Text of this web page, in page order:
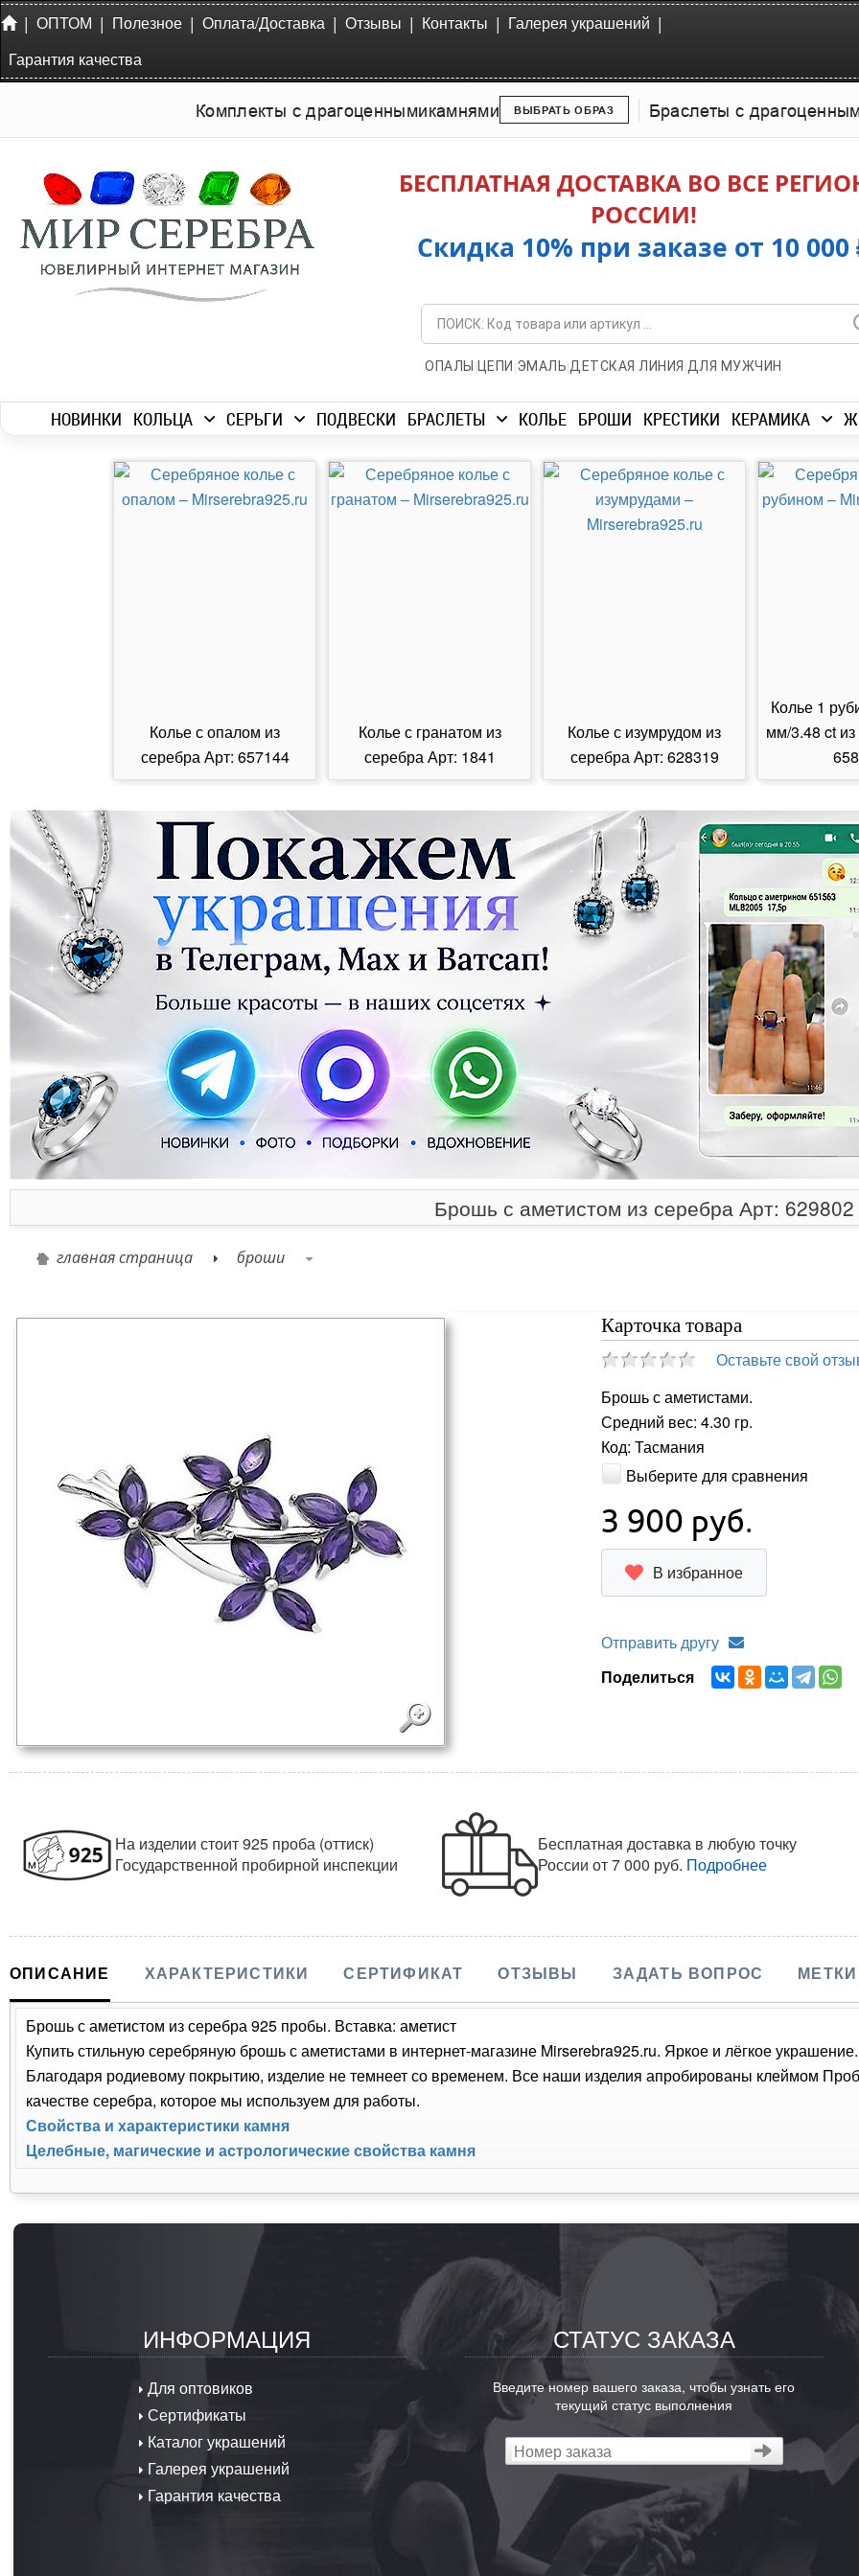
| ОПТОМ | Полезное | Оплата/Доставка | Отзывы | Контакты | Галерея украшений |
Гарантия качества
Комплекты с драгоценнымикамнями ВЫБРАТЬ ОБРАЗ Браслеты с
БЕСПЛАТНАЯ ДОСТАВКА ВО ВСЕ
РОССИИ!
Скидка 10% при заказе от 10 000
ОПАЛЫ | ЦЕПИ |ЭМАЛЬ|ДЕТСКАЯ ЛИНИЯ |ДЛЯ МУЖЧИН
НОВИНКИ КОЛЬЦА СЕРЬГИ ПОДВЕСКИ БРАСЛЕТЫ КОЛЬЕ БРОШИ КРЕСТИКИ КЕРАМИКА
Колье с опалом из
серебра Арт: 657144
Колье с гранатом из
серебра Арт: 1841
Колье с изумрудом из
серебра Арт: 628319
Колье 1
мм/3.48 ct
Брошь с аметистом из серебра Арт: 629802
главная страница броши
Карточка товара
Оставьте свой
Брошь с аметистами.
Средний вес: 4.30 гр.
Код: Тасмания
Выберите для сравнения
3 900 руб.
В избранное
Отправить другу
Поделиться
На изделии стоит 925 проба (оттиск)
Государственной пробирной инспекции
Бесплатная доставка в любую точку
Россииот 7 000 руб. Подробнее
ОПИСАНИЕ ХАРАКТЕРИСТИКИ СЕРТИФИКАТ ОТЗЫВЫ ЗАДАТЬ ВОПРОС МЕТКИ
Брошь с аметистом из серебра 925 пробы. Вставка: аметист
Купить стильную серебряную брошь с аметистами в интернет-магазине Mirserebra925.ru. Яркое и лёгкое
Благодаря родиевому покрытию, изделие не темнеет со временем. Все наши изделия апробированы клеймом
качестве серебра, которое мы используем для работы.
Свойства и характеристики камня
Целебные, магические и астрологические свойства камня
ИНФОРМАЦИЯ
Для оптовиков
Сертификаты
Каталог украшений
Галерея украшений
Гарантия качества
СТАТУС ЗАКАЗА
Введите номер вашего заказа, чтобы узнать его
текущий статус выполнения